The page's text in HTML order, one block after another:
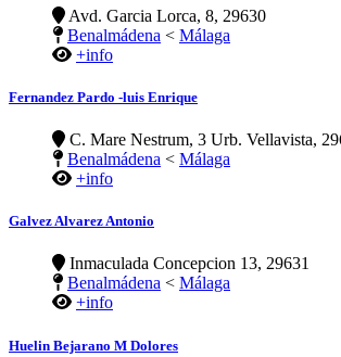
Avd. Garcia Lorca, 8, 29630
Benalmádena < Málaga
+info
Fernandez Pardo -luis Enrique
C. Mare Nestrum, 3 Urb. Vellavista,
Benalmádena < Málaga
+info
Galvez Alvarez Antonio
Inmaculada Concepcion 13, 29631
Benalmádena < Málaga
+info
Huelin Bejarano M Dolores